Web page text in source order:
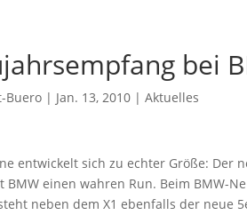
bei
Buero | Jan. 13, 2010 |Aktuelles
entwickelt sich zu echter Größe: Der
BMW einen wahren Run. Beim BMW-
neben dem X1 ebenfalls der neue